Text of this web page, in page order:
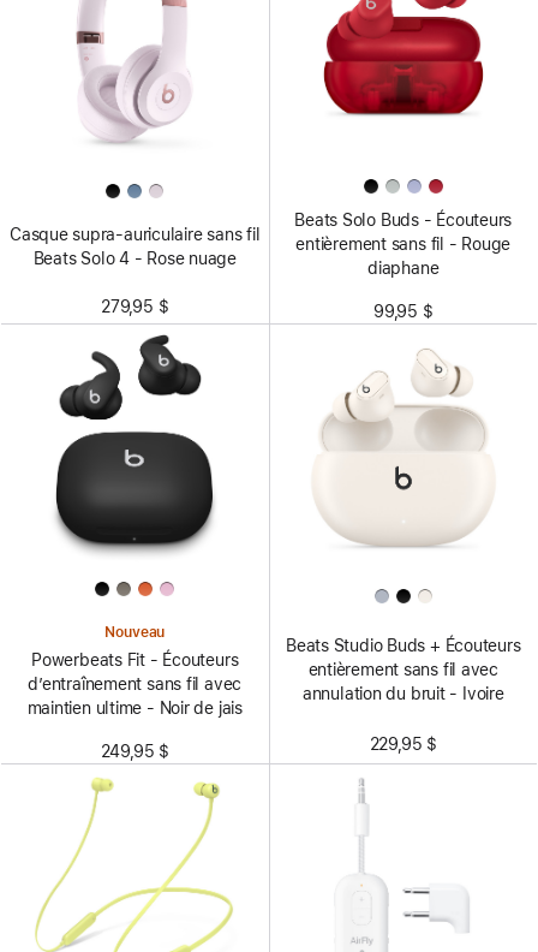
Casque supra-auriculaire sans fil
Beats Solo 4 - Rose nuage
279,95 $
Beats Solo Buds - Écouteurs
entièrement sans fil - Rouge
diaphane
99,95 $
Nouveau
Powerbeats Fit - Écouteurs
d’entraînement sans fil avec
maintien ultime - Noir de jais
249,95 $
Beats Studio Buds + Écouteurs
entièrement sans fil avec
annulation du bruit - Ivoire
229,95 $